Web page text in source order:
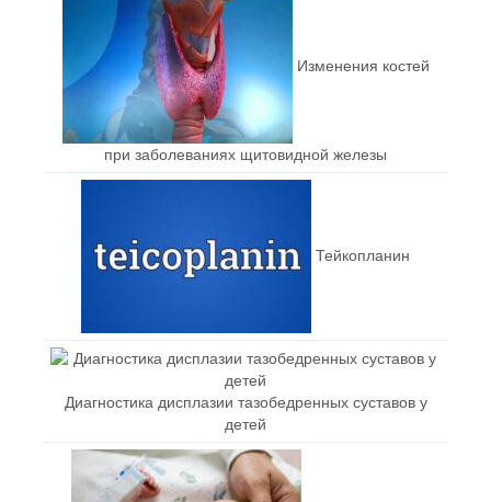
Изменения костей
при заболеваниях щитовидной железы
Тейкопланин
Диагностика дисплазии тазобедренных суставов у
детей